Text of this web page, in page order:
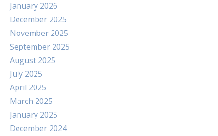
January 2026
December 2025
November 2025
September 2025
August 2025
July 2025
April 2025
March 2025
January 2025
December 2024